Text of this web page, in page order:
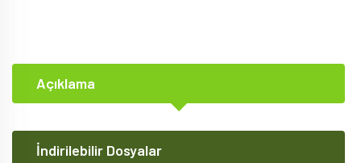
Açıklama
İndirilebilir Dosyalar